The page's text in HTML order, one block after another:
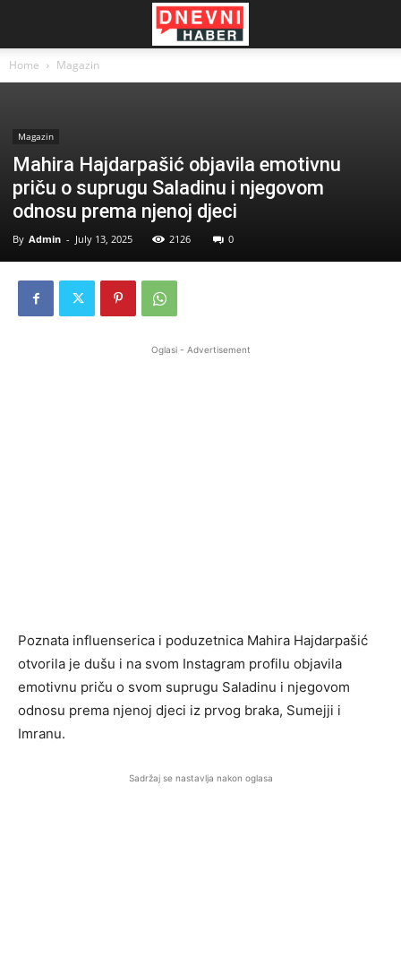
Home Magazin
Magazin
Mahira Hajdarpašić objavila emotivnu
priču o suprugu Saladinu i njegovom
odnosu prema njenoj djeci
By Admin - July 13, 2025 2126 0
Oglasi - Advertisement
Poznata influenserica i poduzetnica Mahira Hajdarpašić
otvorila je dušu i na svom Instagram profilu objavila
emotivnu priču o svom suprugu Saladinu i njegovom
odnosu prema njenoj djeci iz prvog braka, Sumejji i
Imranu.
Sadržaj se nastavlja nakon oglasa